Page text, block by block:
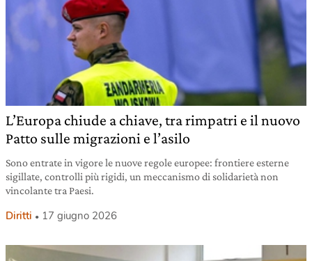
L’Europa chiude a chiave, tra rimpatri e il nuovo
Patto sulle migrazioni e l’asilo
Sono entrate in vigore le nuove regole europee: frontiere esterne
sigillate, controlli più rigidi, un meccanismo di solidarietà non
vincolante tra Paesi.
Diritti 17 giugno 2026